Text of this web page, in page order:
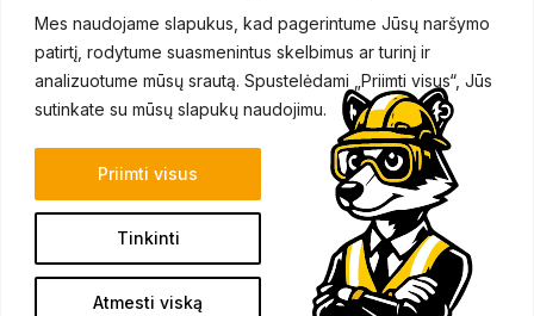
Mes naudojame slapukus, kad pagerintume Jūsų naršymo
patirtį, rodytume suasmenintus skelbimus ar turinį ir
analizuotume mūsų srautą. Spustelėdami „Priimti visus“, Jūs
sutinkate su mūsų slapukų naudojimu.
Tinkinti
Atmesti viską
Priimti visus
ES projektų įgyvendinimas
© 2026. Visos teisės saugomos.